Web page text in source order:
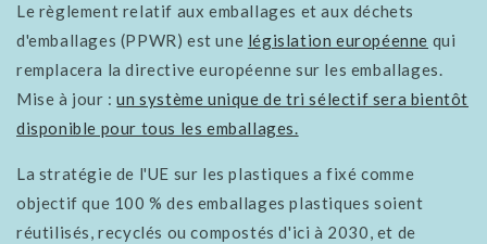
Le règlement relatif aux emballages et aux déchets
d'emballages (PPWR) est une législation européenne qui
remplacera la directive européenne sur les emballages.
Mise à jour :un système unique de tri sélectif sera bientôt
disponible pour tous les emballages.
La stratégie de l'UE sur les plastiques a fixé comme
objectif que 100 % des emballages plastiques soient
réutilisés, recyclés ou compostés d'ici à 2030, et de